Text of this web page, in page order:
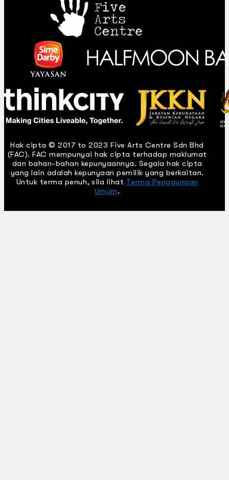
Hak cipta © 2017 to 2023 Five Arts Centre Sdn Bhd
(FAC). FAC mempunyai hak cipta terhadap maklumat
dan bahan-bahan kepunyaannya. Segala hak cipta
yang lain adalah kepunyaan pemilik yang berkaitan.
Untuk terma penuh, sila lihat Terma Penggunaan
Umum.